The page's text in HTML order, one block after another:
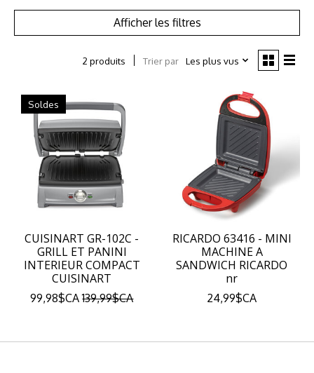
Afficher les filtres
2 produits Trier par Les plus vus
Soldes
CUISINART GR-102C -
GRILL ET PANINI
INTERIEUR COMPACT
CUISINART
99,98$CA 139,99$CA
RICARDO 63416 - MINI
MACHINE A
SANDWICH RICARDO
nr
24,99$CA